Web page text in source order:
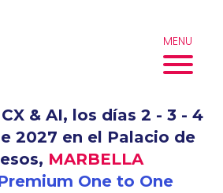
& AI, los días 2 - 3 - 4
2027 en el Palacio de
MARBELLA
One to One
MENU